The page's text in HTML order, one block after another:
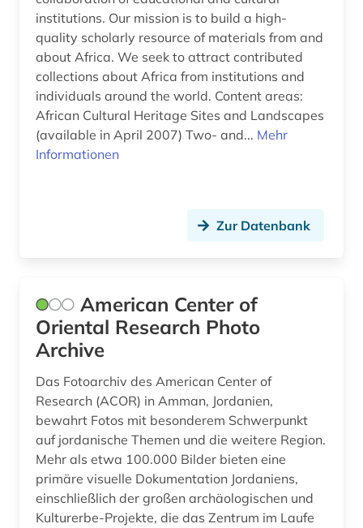
fid sozial- und kulturanthropologie (1)
film (3)
finnland (1)
flugschrift (1)
frankreich (4)
frauen (1)
frühchristentum (1)
frühe neuzeit (2)
funde (3)
funktechnik (2)
institutions. Our mission is to build a high-
quality scholarly resource of materials from and
about Africa. We seek to attract contributed
collections about Africa from institutions and
individuals around the world. Content areas:
African Cultural Heritage Sites and Landscapes
(available in April 2007) Two- and... Mehr
Informationen
Zur Datenbank
American Center of
Oriental Research Photo
Archive
Das Fotoarchiv des American Center of
Research (ACOR) in Amman, Jordanien,
bewahrt Fotos mit besonderem Schwerpunkt
auf jordanische Themen und die weitere Region.
Mehr als etwa 100.000 Bilder bieten eine
primäre visuelle Dokumentation Jordaniens,
einschließlich der großen archäologischen und
Kulturerbe-Projekte, die das Zentrum im Laufe